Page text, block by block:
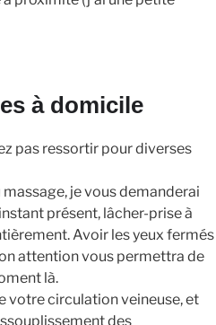
à domicile
pas ressortir pour diverses
je vous demanderai
présent, lâcher-prise à
Avoir les yeux fermés
attention vous permettra de
là.
votre circulation veineuse, et
des